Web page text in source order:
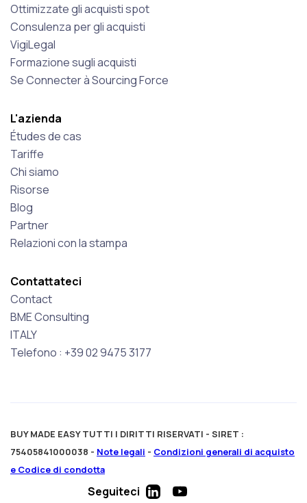
Ottimizzate gli acquisti spot
Consulenza per gli acquisti
VigiLegal
Formazione sugli acquisti
Se Connecter à Sourcing Force
L'azienda
Études de cas
Tariffe
Chi siamo
Risorse
Blog
Partner
Relazioni con la stampa
Contattateci
Contact
BME Consulting
ITALY
Telefono : +39 02 9475 3177
BUY MADE EASY TUTTI I DIRITTI RISERVATI - SIRET :
75405841000038 - Note legali - Condizioni generali di acquisto
e Codice di condotta
Seguiteci